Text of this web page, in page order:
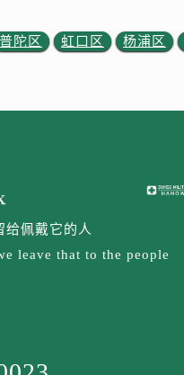
普陀区 虹口区 杨浦区
给佩戴它的人
leave that to the people